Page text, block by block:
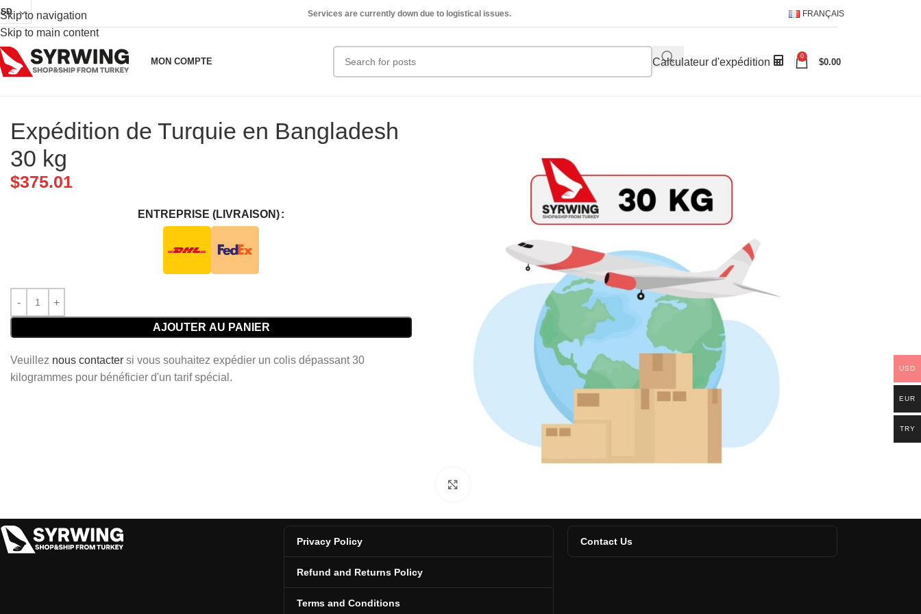
Skip to navigation
Skip to main content
Services are currently down due to logistical issues. FRANÇAIS
MON COMPTE Calculateur d'expédition 0
$0.00
Expédition de Turquie en Bangladesh
30 kg
$375.01
ENTREPRISE (LIVRAISON)
AJOUTER AU PANIER
Veuillez nous contacter si vous souhaitez expédier un colis dépassant 30
kilogrammes pour bénéficier d'un tarif spécial.
Privacy Policy
Refund and Returns Policy
Terms and Conditions
Contact Us
USD
EUR
TRY